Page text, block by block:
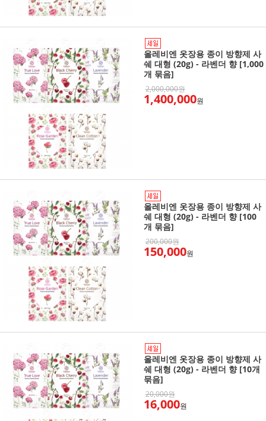
올레비엔 옷장용 종이 방향제 사
쉐 대형 (20g) - 라벤더 향 [1,000
개 묶음]
2,000,000원
1,400,000원
올레비엔 옷장용 종이 방향제 사
쉐 대형 (20g) - 라벤더 향 [100
개 묶음]
200,000원
150,000원
올레비엔 옷장용 종이 방향제 사
쉐 대형 (20g) - 라벤더 향 [10개
묶음]
20,000원
16,000원